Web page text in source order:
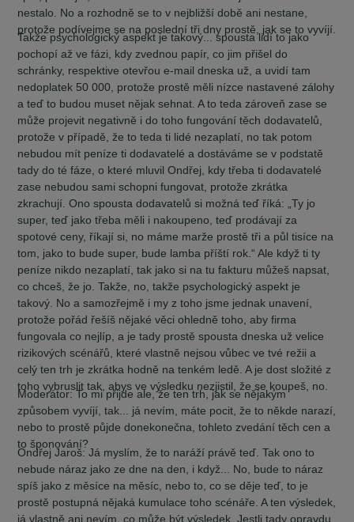
nestalo. No a rozhodně se to v nejbližší době ani nestane,
protože podívejme se na poslední tři dny prostě, jak se to vyvíjí.
Takže psychologický aspekt je takový... spousta lidí to jako
pochopí až ve fázi, kdy zvednou papír, co jim přišel do
schránky, respektive otevřou e-mail dneska už, a uvidí tam
nedoplatek 50 000, protože prostě měli nízce nastavené zálohy
a teď to budou muset nějak sehnat. A to teda zároveň zase se
může projevit negativně i do toho fungování těch dodavatelů,
protože v případě, že to teda ti lidé nezaplatí, no tak potom
nebudou mít peníze ti dodavatelé a dostáváme se v podstatě
tady do té fáze, o které mluvil Ondřej, kdy třeba ti dodavatelé
zase nebudou sami schopni fungovat, protože zkrátka
zkrachují. Ono spousta dodavatelů si možná teď říká: „Ty jo
super, teď jako třeba měli i nakoupeno, teď prodávají za
spotové ceny, říkají si, no máme marže prostě tři a půl tisíce na
tom, jako to bude super, bude lamba příští rok.“ Ale když ti ty
peníze nikdo nezaplatí, tak jako si na tu fakturu můžeš napsat,
co chceš, že jo. Takže, no, takže psychologický aspekt je
takový. No a samozřejmě i my z toho jsme jednak unavení,
protože pořád řešíš nějaké věci ohledně toho, aby firma
fungovala co nejlíp, a je tady prostě spousta dneska už velice
rizikových scénářů, které vlastně nejsou vůbec ve tvé režii a
celý ten trh je zkrátka hodně na tenkém ledě. A je dost složité z
toho vybruslit tak, abys ve výsledku nezjistil, že se koupeš, no.
Moderátor:To mi přijde ale, že ten trh, jak se nějakým
způsobem vyvíjí, tak... já nevím, máte pocit, že to někde narazí,
nebo to prostě půjde donekonečna, tohleto zvedání těch cen a
to šponování?
Ondřej Jaroš:Já myslím, že to naráží právě teď. Tak ono to
nebude náraz jako ze dne na den, i když... No, bude to náraz
spíš jako z měsíce na měsíc, nebo to, co se děje teď, to je
prostě postupná nějaká kumulace toho scénáře. A ten výsledek,
já vlastně ani nevím, co může být výsledek. Jestli tady opravdu